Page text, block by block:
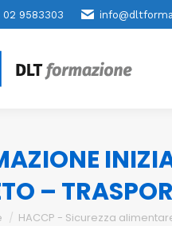
02 9583303
–
here:
HACCP - Sicurezza